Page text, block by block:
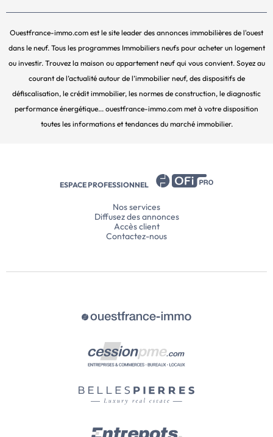
Ouestfrance-immo.com est le site leader des annonces immobilières de l'ouest
dans le neuf. Tous les programmes Immobiliers neufs pour acheter un logement
ou investir. Trouvez la maison ou appartement neuf qui vous convient. Soyez au
courant de l’actualité autour de l’immobilier neuf, des dispositifs de
défiscalisation, le crédit immobilier, les normes de construction, le diagnostic
performance énergétique... ouestfrance-immo.com met à votre disposition
toutes les informations et tendances du marché immobilier.
ESPACE PROFESSIONNEL
Nos services
Diffusez des annonces
Accès client
Contactez-nous